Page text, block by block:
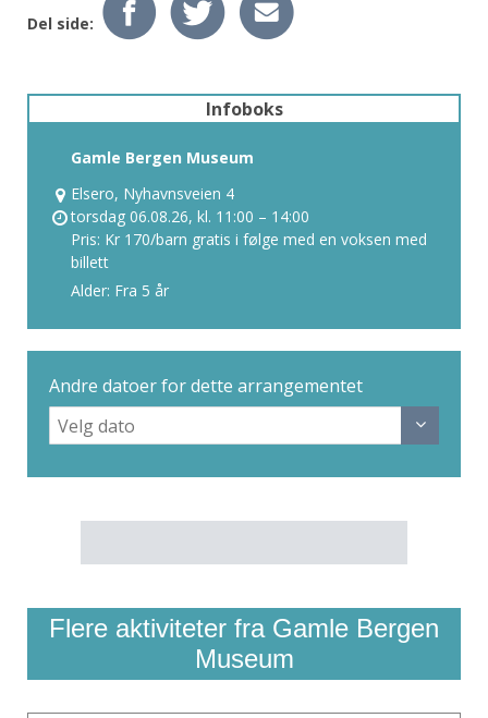
Del side:
Infoboks
Gamle Bergen Museum
Elsero, Nyhavnsveien 4
torsdag 06.08.26, kl. 11:00 – 14:00
Pris: Kr 170/barn gratis i følge med en voksen med
billett
Alder: Fra 5 år
Andre datoer for dette arrangementet
Flere aktiviteter fra Gamle Bergen
Museum